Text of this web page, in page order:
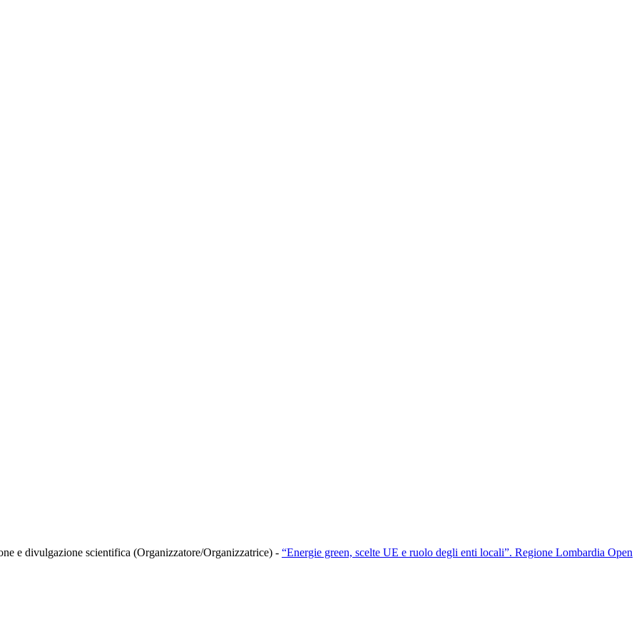
e divulgazione scientifica (Organizzatore/Organizzatrice) - “Energie green, scelte UE e ruolo degli enti locali”. Regione Lombardia Open